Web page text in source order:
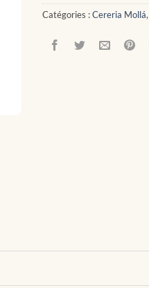
Catégories :Cereria Mollá,